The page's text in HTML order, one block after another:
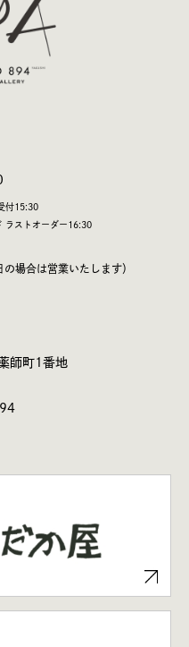
付15:30
ラストオーダー16:30
の場合は営業いたします）
師町1番地